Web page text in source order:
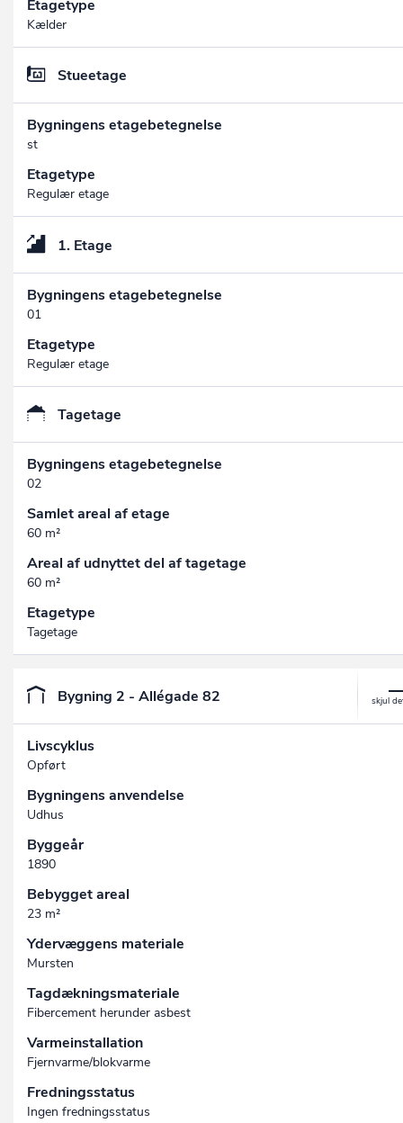
Etagetype
Kælder
Stueetage
Bygningens etagebetegnelse
st
Etagetype
Regulær etage
1. Etage
Bygningens etagebetegnelse
01
Etagetype
Regulær etage
Tagetage
Bygningens etagebetegnelse
02
Samlet areal af etage
60 m²
Areal af udnyttet del af tagetage
60 m²
Etagetype
Tagetage
Bygning 2 - Allégade 82
Livscyklus
Opført
Bygningens anvendelse
Udhus
Byggeår
1890
Bebygget areal
23 m²
Ydervæggens materiale
Mursten
Tagdækningsmateriale
Fibercement herunder asbest
Varmeinstallation
Fjernvarme/blokvarme
Fredningsstatus
Ingen fredningsstatus